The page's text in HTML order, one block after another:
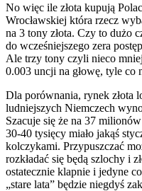
No więc ile złota kupują
Wrocławskiej która rzecz
na 3 tony złota. Czy to dużo
do wcześniejszego zera
Ale trzy tony czyli nieco
0.003 uncji na głowę, tyle co
Dla porównania, rynek złota
ludniejszych Niemczech
Szacuje się że na 37
30-40 tysięcy miało jakąś
kolczykami. Przypuszczać
rozkładać się będą szlochy i
ostatecznie klapnie i jedyne
„stare lata” będzie niegdyś